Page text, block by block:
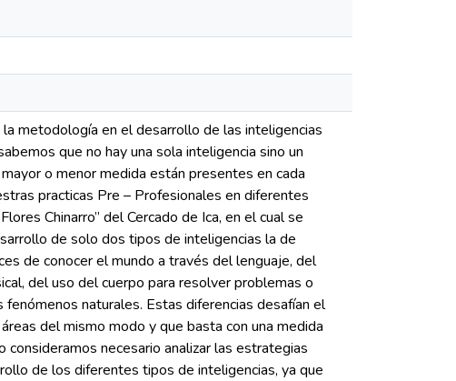
metodología en el desarrollo de las inteligencias
que no hay una sola inteligencia sino un
o menor medida están presentes en cada
practicas Pre – Profesionales en diferentes
Chinarro” del Cercado de Ica, en el cual se
de solo dos tipos de inteligencias la de
de conocer el mundo a través del lenguaje, del
del uso del cuerpo para resolver problemas o
naturales. Estas diferencias desafían el
del mismo modo y que basta con una medida
necesario analizar las estrategias
de los diferentes tipos de inteligencias, ya que